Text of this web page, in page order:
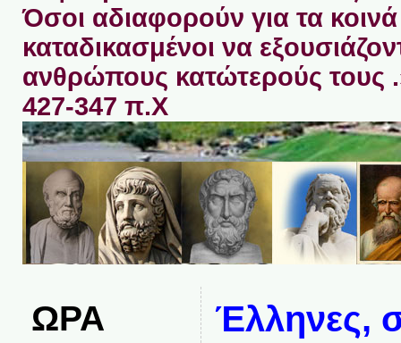
Όσοι αδιαφορούν για τα κοινά
καταδικασμένοι να
ανθρώπους κατώτερούς τους
427-347 π.Χ
ΩΡΑ
Έλληνες,